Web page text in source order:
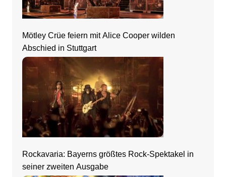
Mötley Crüe feiern mit Alice Cooper wilden
Abschied in Stuttgart
Rockavaria: Bayerns größtes Rock-Spektakel in
seiner zweiten Ausgabe